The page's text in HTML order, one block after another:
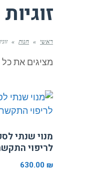
ראשי » חנות »
מציגים את כל ⁦2⁩ התוצאות
מנוי שנתי
לריפוי
630.00 ₪